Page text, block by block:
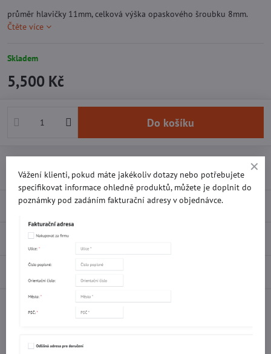
průměr hlavičky 11mm, celková výška opaskového šroubku 8mm.
Čtěte více
Skladem
5,500 Kč
Do košíku
Popis
Recenze 0
Twitter
Potřebujete poradit s objednávkou?
Vážení klienti, pokud máte jakékoliv dotazy nebo potřebujete
specifikovat informace ohledně produktů, můžete je doplnit do
poznámky pod zadáním fakturační adresy v objednávce.